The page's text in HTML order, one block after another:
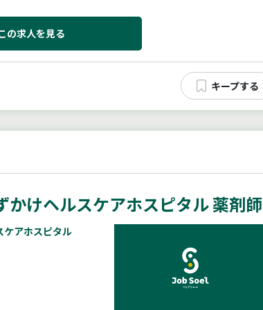
の求人を見る
けヘルスケアホスピタル 薬剤師
アホスピタル